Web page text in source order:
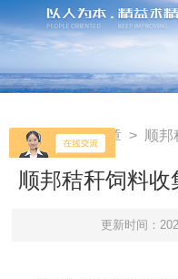
首页 >技术文章 > 顺邦
顺邦秸秆饲料
更新时间：